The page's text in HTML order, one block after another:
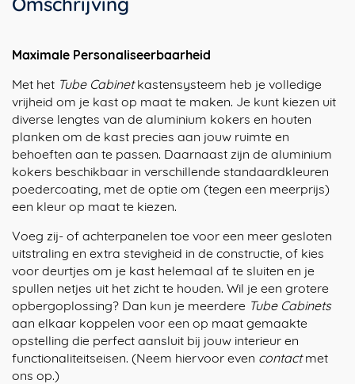
aantal
Maximale Personaliseerbaarheid
Met het Tube Cabinetkastensysteem heb je volledige
vrijheid om je kast op maat te maken. Je kunt kiezen uit
diverse lengtes van de aluminium kokers en houten
planken om de kast precies aan jouw ruimte en
behoeften aan te passen. Daarnaast zijn de aluminium
kokers beschikbaar in verschillende standaardkleuren
poedercoating, met de optie om (tegen een meerprijs)
een kleur op maat te kiezen.
Voeg zij- of achterpanelen toe voor een meer gesloten
uitstraling en extra stevigheid in de constructie, of kies
voor deurtjes om je kast helemaal af te sluiten en je
spullen netjes uit het zicht te houden. Wil je een grotere
opbergoplossing? Dan kun je meerdere Tube Cabinets
aan elkaar koppelen voor een op maat gemaakte
opstelling die perfect aansluit bij jouw interieur en
functionaliteitseisen. (Neem hiervoor even contactmet
ons op.)